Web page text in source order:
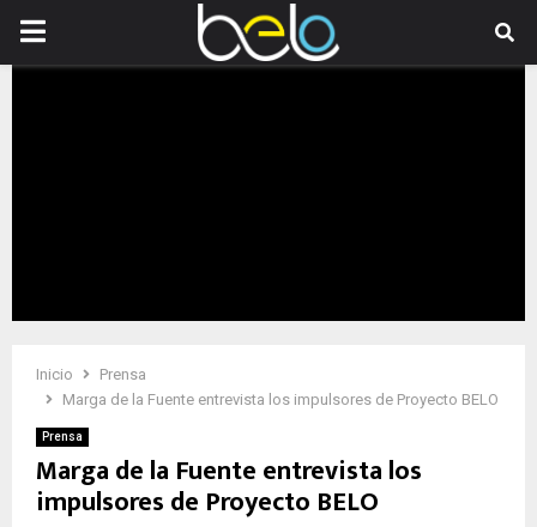
PRIMARY
Inicio
Prensa
Marga de la Fuente entrevista los impulsores de Proyecto BELO
Prensa
Marga de la Fuente entrevista los
impulsores de Proyecto BELO